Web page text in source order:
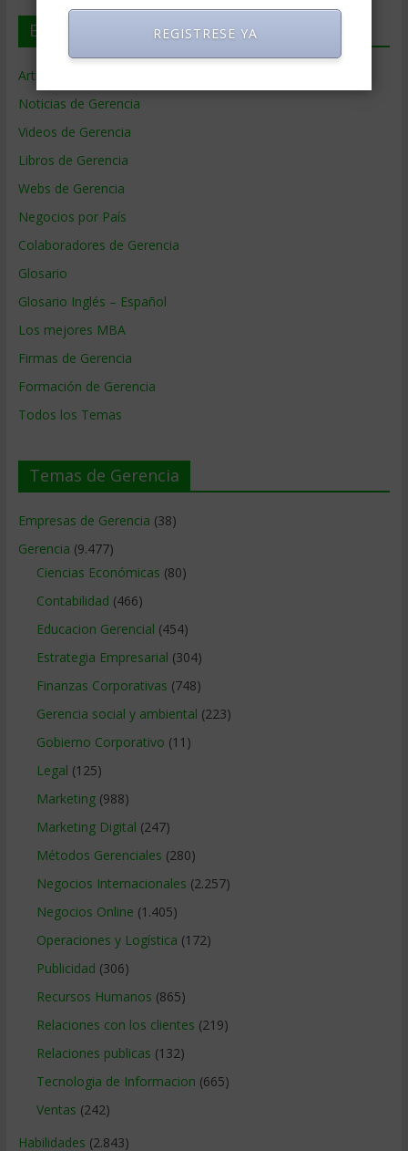
En deGerencia.com
Artículos de Gerencia
Noticias de Gerencia
Videos de Gerencia
Libros de Gerencia
Webs de Gerencia
Negocios por País
Colaboradores de Gerencia
Glosario
Glosario Inglés – Español
Los mejores MBA
Firmas de Gerencia
Formación de Gerencia
Todos los Temas
Temas de Gerencia
Empresas de Gerencia (38)
Gerencia (9.477)
Ciencias Económicas (80)
Contabilidad (466)
Educacion Gerencial (454)
Estrategia Empresarial (304)
Finanzas Corporativas (748)
Gerencia social y ambiental (223)
Gobierno Corporativo (11)
Legal (125)
Marketing(988)
Marketing Digital (247)
Métodos Gerenciales (280)
Negocios Internacionales (2.257)
Negocios Online (1.405)
Operaciones y Logística (172)
Publicidad (306)
Recursos Humanos (865)
Relaciones con los clientes (219)
Relaciones publicas (132)
Tecnologia de Informacion (665)
Ventas (242)
Habilidades (2.843)
REGISTRESE YA